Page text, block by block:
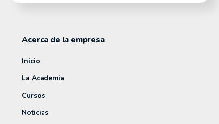
Acerca de la empresa
Inicio
La Academia
Cursos
Noticias